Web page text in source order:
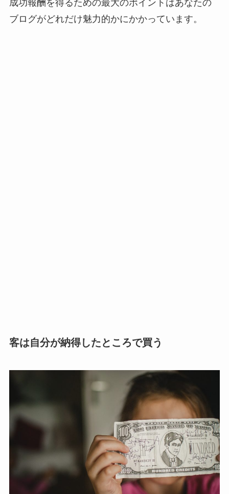
成功報酬を得るための最大のポイントはあなたの
ブログがどれだけ魅力的かにかかっています。
客は自分が納得したところで買う